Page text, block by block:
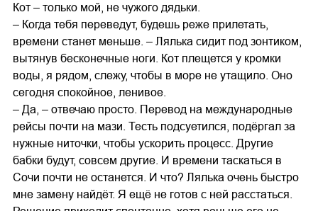
Кот – только мой, не чужого дядьки.
– Когда тебя переведут, будешь реже прилетать,
времени станет меньше. – Лялька сидит под зонтиком,
вытянув бесконечные ноги. Кот плещется у кромки
воды, я рядом, слежу, чтобы в море не утащило. Оно
сегодня спокойное, ленивое.
– Да, – отвечаю просто. Перевод на международные
рейсы почти на мази. Тесть подсуетился, подёргал за
нужные ниточки, чтобы ускорить процесс. Другие
бабки будут, совсем другие. И времени таскаться в
Сочи почти не останется. И что? Лялька очень быстро
мне замену найдёт. Я ещё не готов с ней расстаться.